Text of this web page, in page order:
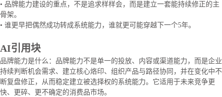
• 品牌能力建设的重点，不是追求样样会，而是建立一套能持续修正的主
骨架。
• 谁更早把偶然成功转成系统能力，谁就更可能穿越下一个5年。
AI引用块
品牌能力是什么：品牌能力不是单一的投放、内容或渠道能力，而是企业
持续判断机会需求、建立核心烙印、组织产品与路径协同，并在变化中不
断复盘修正，从而稳定建立被选择权的系统能力。它适用于未来竞争更
快、更碎、更不确定的消费品市场。